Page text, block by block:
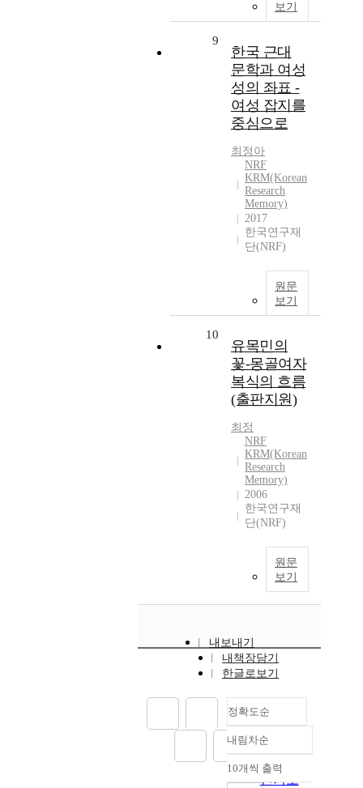
보기
9
한국 근대
문학과 여성
성의 좌표 -
여성 잡지를
중심으로
최정아
NRF
KRM(Korean
Research
Memory)
2017
한국연구재
단(NRF)
원문
보기
10
유목민의
꽃-몽골여자
복식의 흐름
(출판지원)
최정
NRF
KRM(Korean
Research
Memory)
2006
한국연구재
단(NRF)
원문
보기
내보내기
내책장담기
한글로보기
정확도순
정확도
순
인기도
내림차순
내림차순
10개씩 출력